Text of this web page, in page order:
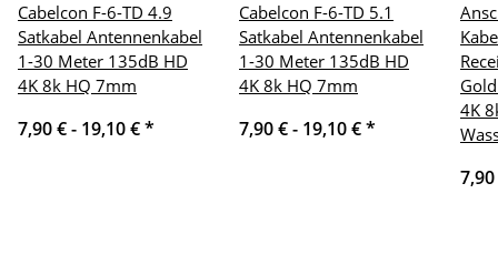
Cabelcon F-6-TD 4.9
Satkabel Antennenkabel
1-30 Meter 135dB HD
4K 8k HQ 7mm
7,90 € - 19,10 €*
Cabelcon F-6-TD 5.1
Satkabel Antennenkabel
1-30 Meter 135dB HD
4K 8k HQ 7mm
7,90 € - 19,10 €*
4K